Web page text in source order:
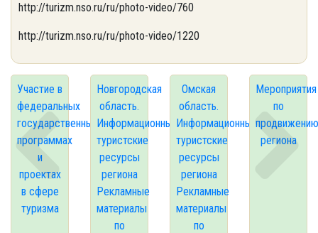
http://turizm.nso.ru/ru/photo-video/760
http://turizm.nso.ru/ru/photo-video/1220
Участие в
федеральных
государственных
программах
и
проектах
в сфере
туризма
Новгородская
область.
Информационные
туристские
ресурсы
региона
Рекламные
материалы
по
Омская
область.
Информационные
туристские
ресурсы
региона
Рекламные
материалы
по
Мероприятия
по
продвижению
региона